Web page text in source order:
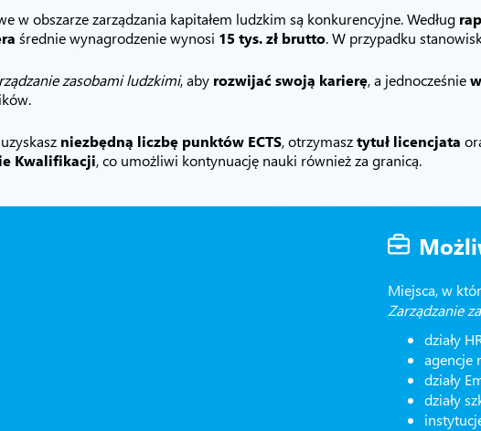
w obszarze zarządzania kapitałem ludzkim są konkurencyjne. Według
średnie wynagrodzenie wynosi 15 tys. zł brutto. W przypadku
zasobami ludzkimi, aby rozwijać swoją karierę, a jednocześnie
niezbędną liczbę punktów ECTS, otrzymasztytuł licencjata
Kwalifikacji, co umożliwi kontynuację nauki również za granicą.
Miejsca, w
Zarządzanie
działy
agencje
działy
działy